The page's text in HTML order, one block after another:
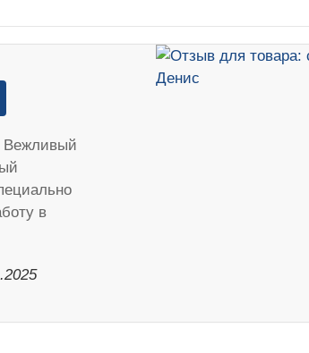
Вежливый
в